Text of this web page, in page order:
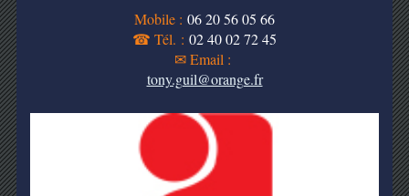
Mobile : 06 20 56 05 66
☎ Tél. : 02 40 02 72 45
✉ Email :
tony.guil@orange.fr